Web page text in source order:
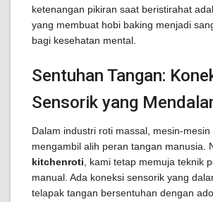
ketenangan pikiran saat beristirahat
yang membuat hobi baking menjadi
bagi kesehatan mental.
Sentuhan Tangan:
Sensorik yang
Dalam industri roti massal, mesin-mesin
mengambil alih peran tangan manusia.
kitchenroti , kami tetap memuja teknik
manual. Ada koneksi sensorik yang
telapak tangan bersentuhan dengan